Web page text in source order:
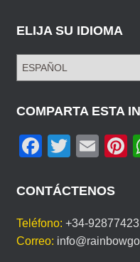
ELIJA SU IDIOMA
J
S
U
D
O
M
COMPARTA ESTA
F
c
e
b
T
tt
er
E
ail
e
CONTÁCTENOS
Teléfono: +34-
Correo: